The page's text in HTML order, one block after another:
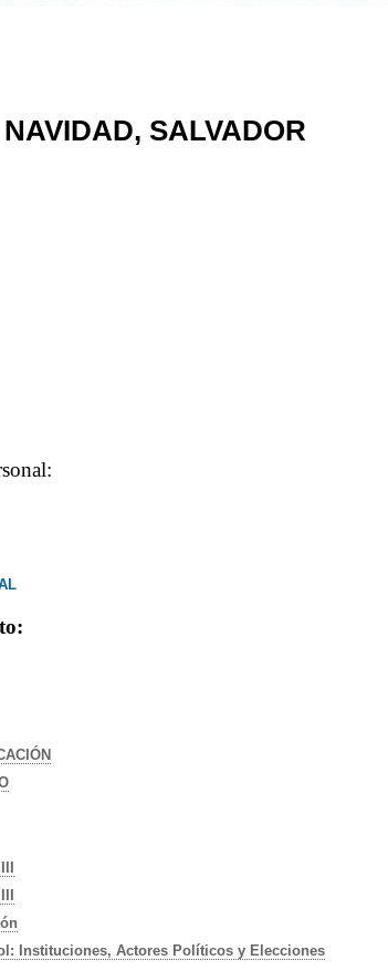
SALVADOR
Instituciones, Actores Políticos y Elecciones